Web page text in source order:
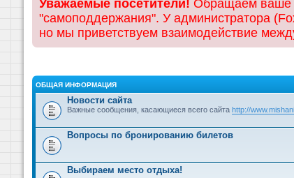
Уважаемые посетители! Обращаем ваше
"самоподдержания". У администратора
но мы приветствуем взаимодействие
ОБЩАЯ ИНФОРМАЦИЯ
Новости сайта
Важные сообщения, касающиеся всего сайта http://
Вопросы по бронированию билетов
Выбираем место отдыха!